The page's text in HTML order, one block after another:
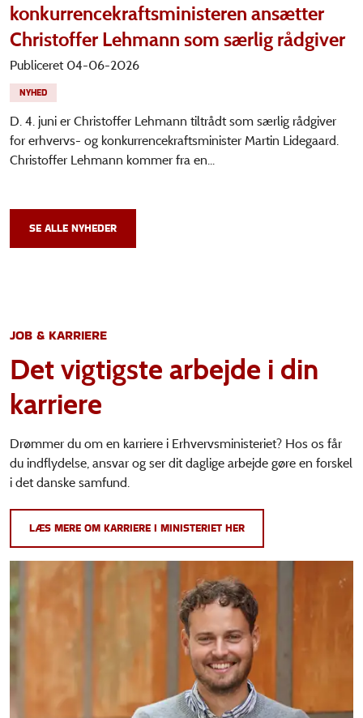
konkurrencekraftsministeren ansætter
Christoffer Lehmann som særlig rådgiver
Publiceret 04-06-2026
NYHED
D. 4. juni er Christoffer Lehmann tiltrådt som særlig rådgiver
for erhvervs- og konkurrencekraftsminister Martin Lidegaard.
Christoffer Lehmann kommer fra en...
SE ALLE NYHEDER
JOB & KARRIERE
Det vigtigste arbejde i din
karriere
Drømmer du om en karriere i Erhvervsministeriet? Hos os får
du indflydelse, ansvar og ser dit daglige arbejde gøre en forskel
i det danske samfund.
LÆS MERE OM KARRIERE I MINISTERIET HER